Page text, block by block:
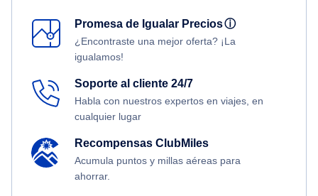
Promesa de Igualar Preciosⓘ
¿Encontraste una mejor oferta? ¡La
igualamos!
Soporte al cliente 24/7
Habla con nuestros expertos en viajes, en
cualquier lugar
Recompensas ClubMiles
Acumula puntos y millas aéreas para
ahorrar.